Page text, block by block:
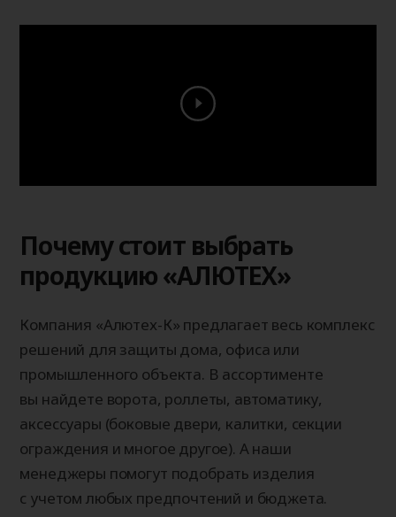
Почему стоит выбрать
продукцию «АЛЮТЕХ»
Компания «Алютех-К» предлагает весь комплекс
решений для защиты дома, офиса или
промышленного объекта. В ассортименте
вы найдете ворота, роллеты, автоматику,
аксессуары (боковые двери, калитки, секции
ограждения и многое другое). А наши
менеджеры помогут подобрать изделия
с учетом любых предпочтений и бюджета.